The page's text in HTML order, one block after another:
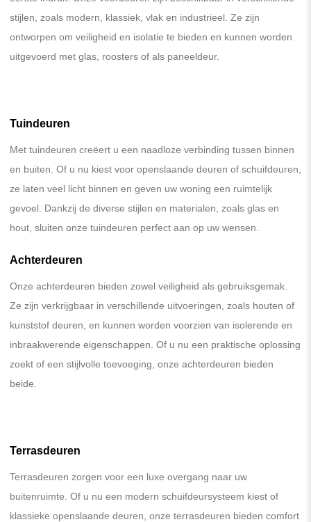
stijlen, zoals modern, klassiek, vlak en industrieel. Ze zijn
ontworpen om veiligheid en isolatie te bieden en kunnen worden
uitgevoerd met glas, roosters of als paneeldeur.
Tuindeuren
Met tuindeuren creëert u een naadloze verbinding tussen binnen
en buiten. Of u nu kiest voor openslaande deuren of schuifdeuren,
ze laten veel licht binnen en geven uw woning een ruimtelijk
gevoel. Dankzij de diverse stijlen en materialen, zoals glas en
hout, sluiten onze tuindeuren perfect aan op uw wensen.
Achterdeuren
Onze achterdeuren bieden zowel veiligheid als gebruiksgemak.
Ze zijn verkrijgbaar in verschillende uitvoeringen, zoals houten of
kunststof deuren, en kunnen worden voorzien van isolerende en
inbraakwerende eigenschappen. Of u nu een praktische oplossing
zoekt of een stijlvolle toevoeging, onze achterdeuren bieden
beide.
Terrasdeuren
Terrasdeuren zorgen voor een luxe overgang naar uw
buitenruimte. Of u nu een modern schuifdeursysteem kiest of
klassieke openslaande deuren, onze terrasdeuren bieden comfort